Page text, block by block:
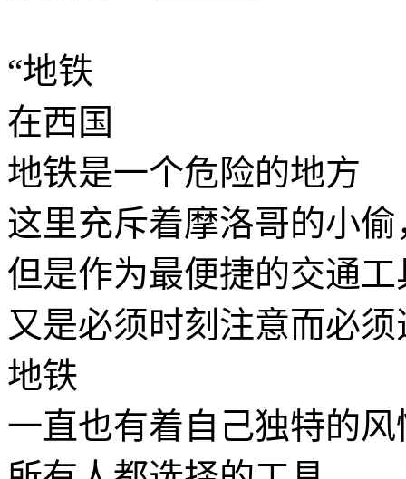
“地铁
在西国
地铁是一个危险的地方
这里充斥着摩洛哥的小偷
但是作为最便捷的交通工
又是必须时刻注意而必
地铁
一直也有着自己独特的风